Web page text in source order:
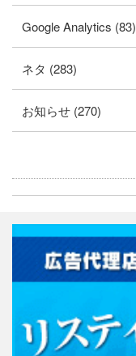
Google Analytics (83)
ネタ (283)
お知らせ (270)